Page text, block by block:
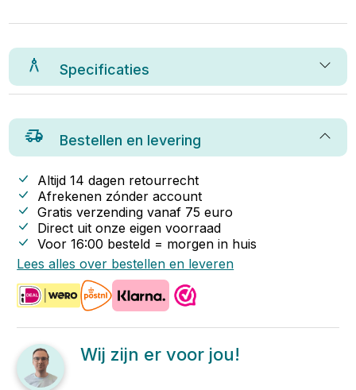
Specificaties
Bestellen en levering
Altijd 14 dagen retourrecht
Afrekenen zónder account
Gratis verzending vanaf 75 euro
Direct uit onze eigen voorraad
Voor 16:00 besteld = morgen in huis
Lees alles over bestellen en leveren
Wij zijn er voor jou!